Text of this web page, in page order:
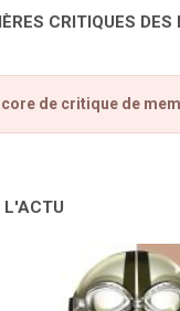
CRITIQUES DES
de critique de
L'ACTU